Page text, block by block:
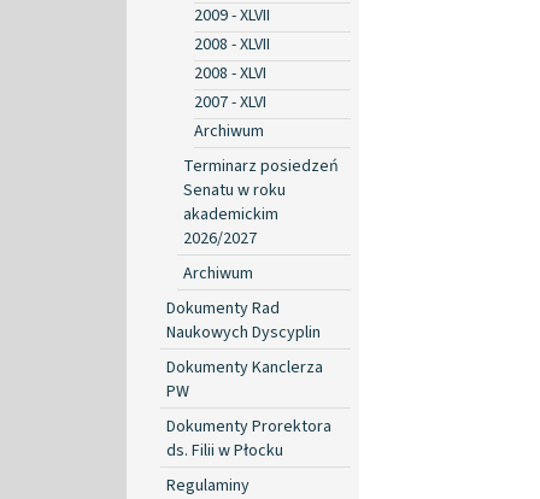
2009 - XLVII
2008 - XLVII
2008 - XLVI
2007 - XLVI
Archiwum
Terminarz posiedzeń
Senatu w roku
akademickim
2026/2027
Archiwum
Dokumenty Rad
Naukowych Dyscyplin
Dokumenty Kanclerza
PW
Dokumenty Prorektora
ds. Filii w Płocku
Regulaminy